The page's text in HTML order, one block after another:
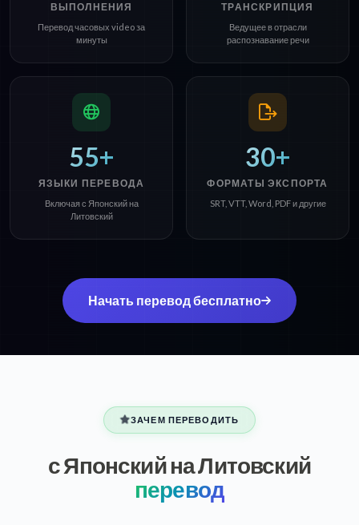
ВЫПОЛНЕНИЯ
Перевод часовых video за
минуты
ТРАНСКРИПЦИЯ
Ведущее в отрасли
распознавание речи
55+
ЯЗЫКИ ПЕРЕВОДА
Включая с Японский на
Литовский
30+
ФОРМАТЫ ЭКСПОРТА
SRT, VTT, Word, PDF и другие
Начать перевод бесплатно
ЗАЧЕМ ПЕРЕВОДИТЬ
с Японский на Литовский
перевод